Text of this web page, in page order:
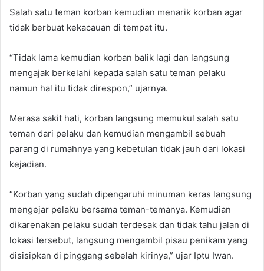
Salah satu teman korban kemudian menarik korban agar
tidak berbuat kekacauan di tempat itu.
“Tidak lama kemudian korban balik lagi dan langsung
mengajak berkelahi kepada salah satu teman pelaku
namun hal itu tidak direspon,” ujarnya.
Merasa sakit hati, korban langsung memukul salah satu
teman dari pelaku dan kemudian mengambil sebuah
parang di rumahnya yang kebetulan tidak jauh dari lokasi
kejadian.
“Korban yang sudah dipengaruhi minuman keras langsung
mengejar pelaku bersama teman-temanya. Kemudian
dikarenakan pelaku sudah terdesak dan tidak tahu jalan di
lokasi tersebut, langsung mengambil pisau penikam yang
disisipkan di pinggang sebelah kirinya,” ujar Iptu Iwan.